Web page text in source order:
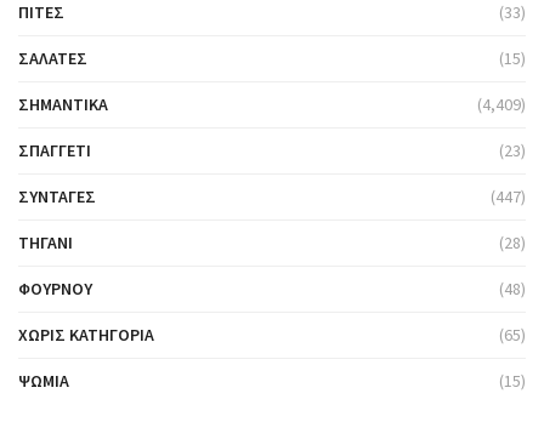
ΠΊΤΕΣ (33)
ΣΑΛΆΤΕΣ (15)
ΣΗΜΑΝΤΙΚΆ (4,409)
ΣΠΑΓΓΈΤΙ (23)
ΣΥΝΤΑΓΈΣ (447)
ΤΗΓΆΝΙ (28)
ΦΟΎΡΝΟΥ (48)
ΧΩΡΊΣ ΚΑΤΗΓΟΡΊΑ (65)
ΨΩΜΙΆ (15)